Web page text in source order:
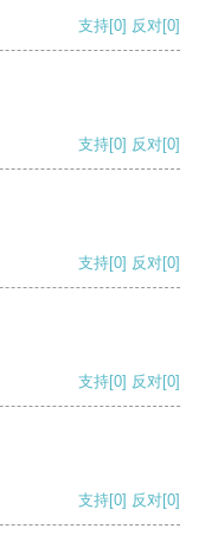
支持[0] 反对[0]
支持[0] 反对[0]
支持[0] 反对[0]
支持[0] 反对[0]
支持[0] 反对[0]